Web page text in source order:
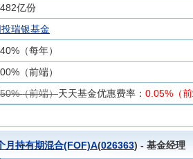
亿份
投瑞银基金
（每年）
（前端）
（前端）天天基金优惠费率： 0.05%（
月持有期混合(FOF)A(026363) - 基金经理